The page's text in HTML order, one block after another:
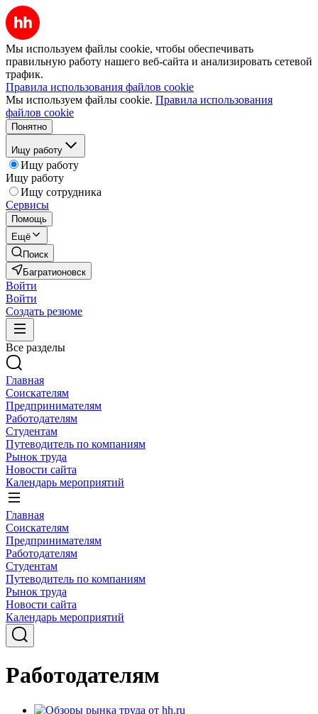
Мы используем файлы cookie, чтобы обеспечивать
правильную работу нашего веб-сайта и анализировать сетевой
трафик.
Правила использования файлов cookie
Мы используем файлы cookie. Правила использования
файлов cookie
Понятно
Ищу работу
Ищу работу
Ищу работу
Ищу сотрудника
Сервисы
Помощь
Ещё
Поиск
Багратионовск
Войти
Войти
Создать резюме
Все разделы
Главная
Соискателям
Предпринимателям
Работодателям
Студентам
Путеводитель по компаниям
Рынок труда
Новости сайта
Календарь мероприятий
Главная
Соискателям
Предпринимателям
Работодателям
Студентам
Путеводитель по компаниям
Рынок труда
Новости сайта
Календарь мероприятий
Работодателям